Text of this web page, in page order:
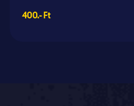
400.- Ft